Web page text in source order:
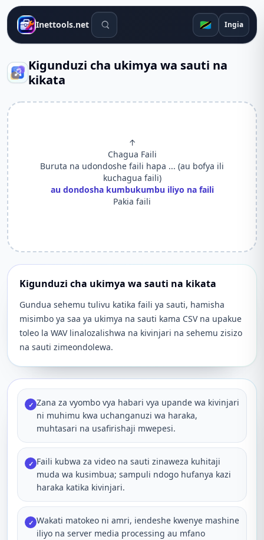
Inettools.net Zana za utafutaji 🇹🇿 Ingia
Kigunduzi cha ukimya wa sauti na
kikata
↑
Chagua Faili
Buruta na udondoshe faili hapa ... (au bofya ili
kuchagua faili)
au dondosha kumbukumbu iliyo na faili
Pakia faili
Kigunduzi cha ukimya wa sauti na kikata
Gundua sehemu tulivu katika faili ya sauti, hamisha
misimbo ya saa ya ukimya na sauti kama CSV na upakue
toleo la WAV linalozalishwa na kivinjari na sehemu zisizo
na sauti zimeondolewa.
✓ Zana za vyombo vya habari vya upande wa kivinjari
ni muhimu kwa uchanganuzi wa haraka,
muhtasari na usafirishaji mwepesi.
✓ Faili kubwa za video na sauti zinaweza kuhitaji
muda wa kusimbua; sampuli ndogo hufanya kazi
haraka katika kivinjari.
✓ Wakati matokeo ni amri, iendeshe kwenye mashine
iliyo na server media processing au mfano